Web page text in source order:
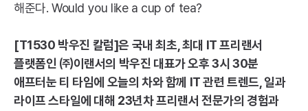
해준다. Would you like a cup of tea?
[T1530 박우진 칼럼]은 국내 최초, 최대 IT 프리랜서
플랫폼인 ㈜이랜서의 박우진 대표가 오후 3시 30분
애프터눈 티 타임에 오늘의 차와 함께 IT 관련 트렌드, 일과
라이프 스타일에 대해 23년차 프리랜서 전문가의 경험과